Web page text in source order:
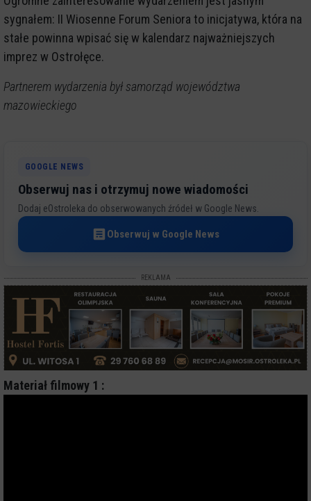
sygnałem: II Wiosenne Forum Seniora to inicjatywa, która na
stałe powinna wpisać się w kalendarz najważniejszych
imprez w Ostrołęce.
Partnerem wydarzenia był samorząd województwa
mazowieckiego
GOOGLE NEWS
Obserwuj nas i otrzymuj nowe wiadomości
Dodaj eOstroleka do obserwowanych źródeł w Google News.
Obserwuj w Google News
REKLAMA
Materiał filmowy 1 :